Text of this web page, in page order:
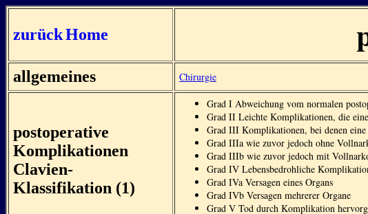
zurückHome
allgemeines Chirurgie
postoperative
Komplikationen
Clavien-
Klassifikation (1)
Grad I Abweichung vom normalen
Grad II Leichte Komplikationen, die
Grad III Komplikationen, bei denen
Grad IIIa wie zuvor jedoch ohne
Grad IIIb wie zuvor jedoch mit
Grad IV Lebensbedrohliche
Grad IVa Versagen eines Organs
Grad IVb Versagen mehrerer Organe
Grad V Tod durch Komplikation